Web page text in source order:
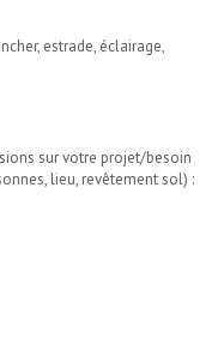
estrade, éclairage,
sur votre projet/besoin
lieu, revêtement sol) :